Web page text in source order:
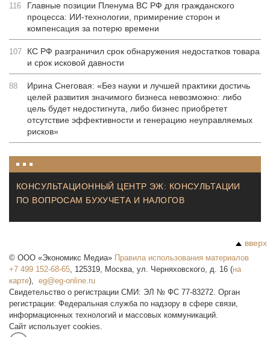
116
Главные позиции Пленума ВС РФ для гражданского
процесса: ИИ-технологии, примирение сторон и
компенсация за потерю времени
107
КС РФ разграничил срок обнаружения недостатков товара
и срок исковой давности
88
Ирина Снеговая: «Без науки и лучшей практики достичь
целей развития значимого бизнеса невозможно: либо
цель будет недостигнута, либо бизнес приобретет
отсутствие эффективности и генерацию неуправляемых
рисков»
КОНСУЛЬТАЦИОННЫЙ ЦЕНТР ЭЖ: КОНСУЛЬТАЦИИ
ПО ВОПРОСАМ БУХУЧЕТА И НАЛОГОВ
вверх
© ООО «Экономикс Медиа» Правила использования материалов
+7 499 152-68-65, 125319, Москва, ул. Черняховского, д. 16 (на
карте),
Свидетельство о регистрации СМИ: ЭЛ № ФС 77-83272. Орган
регистрации: Федеральная служба по надзору в сфере связи,
информационных технологий и массовых коммуникаций.
Сайт использует cookies.